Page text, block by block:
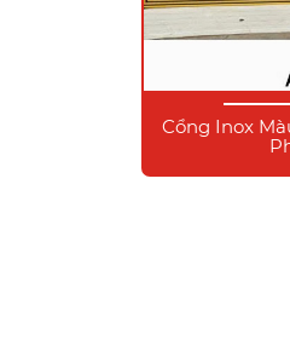
Cổng Inox